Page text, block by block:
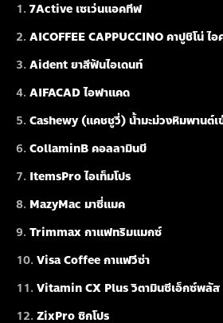
7Active เซเว่นแอคทีฟ
AICOFFEE CAPPUCCINO คาปูชิโน่ ไ
Aident ยาสีฟันไอเดนท์
AIFACAD ไอฟาแคด
Cashewy (แคชชูวี่) น้ำมะม่วงหิมพานต์
CollaminB คอลลามินบี
ItemsPro ไอเท็มโปร
MazyMac มาซี่แมค
Trimmax กาแฟทริมแมกซ์
Visa Coffee กาแฟวีซ่า
Vitamin CX Plus วิตามินซีเอ็กซ์พลัส
ZixPro ซิกโปร